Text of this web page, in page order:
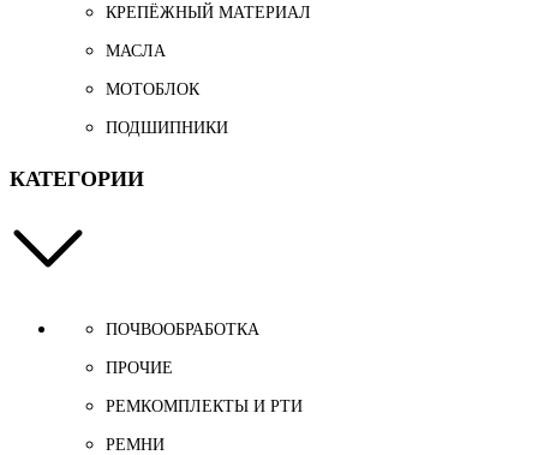
КРЕПЁЖНЫЙ МАТЕРИАЛ
МАСЛА
МОТОБЛОК
ПОДШИПНИКИ
КАТЕГОРИИ
ПОЧВООБРАБОТКА
ПРОЧИЕ
РЕМКОМПЛЕКТЫ И РТИ
РЕМНИ